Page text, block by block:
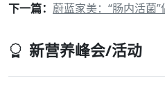
下一篇： 蔚蓝家美：“肠内活菌
新营养峰会/活动